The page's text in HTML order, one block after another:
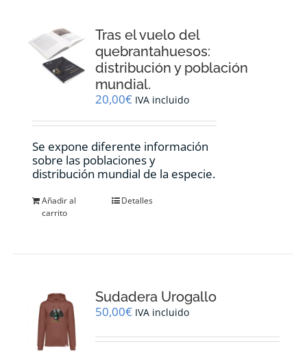
CONTACTO
CARRITO
Tras el vuelo del
quebrantahuesos:
distribución y población
mundial.
20,00€ IVA incluido
Se expone diferente información
sobre las poblaciones y
distribución mundial de la especie.
Añadir al
carrito
Detalles
Sudadera Urogallo
50,00€ IVA incluido